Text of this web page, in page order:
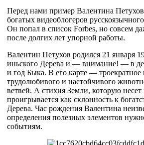
Перед нами пример Валентина
богатых видеоблогеров
Он попал в список Forbes, но совсем
после долгих лет упорной работы.
Валентин Петухов родился 21 января
иньского Дерева и — внимание! — в
и год Быка. В его карте — троекратное
трудолюбивого и настойчивого
ветвей. А стихия Земли, которую несет
проигрывается как склонность к
Дерева. Час рождения Валентина
определения полезных элементов
событиям.